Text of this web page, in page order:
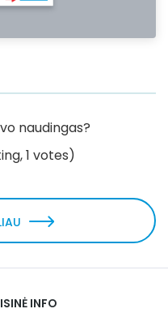
naudingas?
1 votes)
INFO